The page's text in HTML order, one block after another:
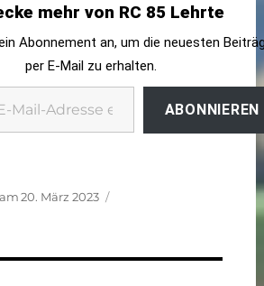
mehr von RC 85 Lehrte
Abonnement an, um die neuesten
per E-Mail zu erhalten.
ABONNIEREN
20. März 2023